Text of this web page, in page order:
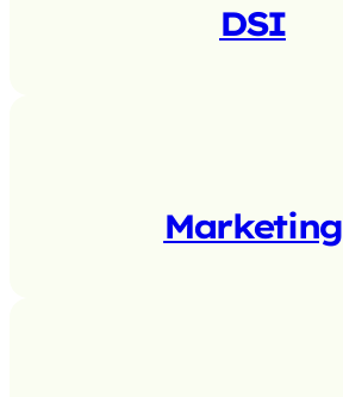
DSI
Marketing